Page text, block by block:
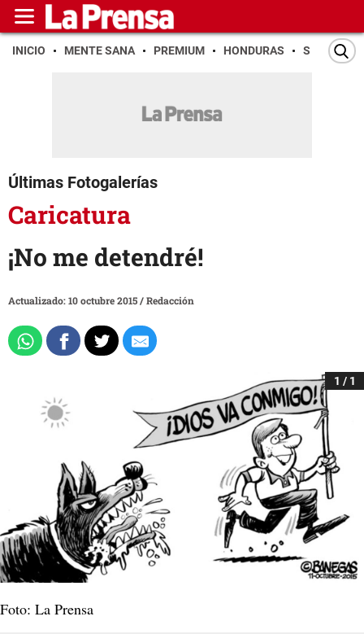
INICIO MENTE SANA PREMIUM HONDURAS SAN PEDRO
Últimas Fotogalerías
Caricatura
¡No me detendré!
Actualizado: 10 octubre 2015/Redacción
1 / 1
Foto: La Prensa